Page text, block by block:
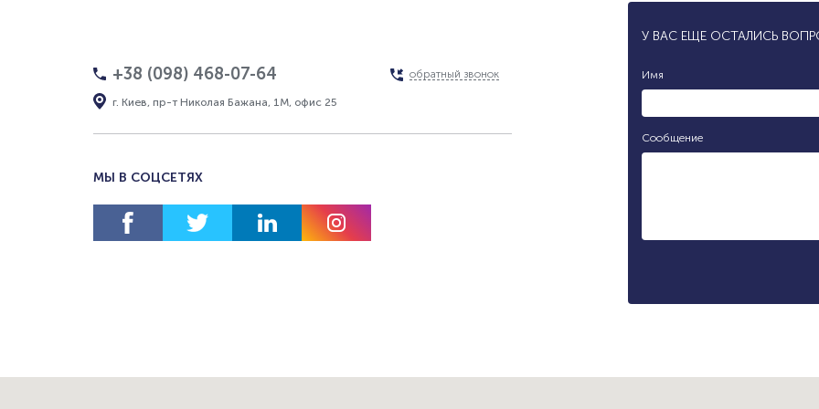
+38 (098) 468-07-64
г. Киев, пр-т Николая Бажана, 1М, офис 25
обратный звонок
МЫ В СОЦСЕТЯХ
У ВАС ЕЩЕ ОСТАЛИСЬ
Имя
Сообщение